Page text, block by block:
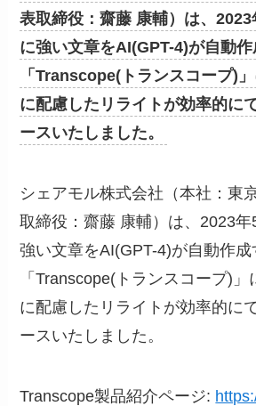
表取締役：齋藤 康輔）は、
に強い文章をAI(GPT-4)が自動作
「Transcope(トランスコープ)
に配慮したリライトが効率的に
ースいたしました。
シェアモル株式会社（本社：東
取締役：齋藤 康輔）は、2023
強い文章をAI(GPT-4)が自動作成
「Transcope(トランスコープ)
に配慮したリライトが効率的に
ースいたしました。
Transcope製品紹介ページ: